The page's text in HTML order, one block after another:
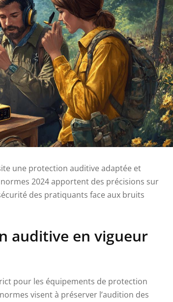
une protection auditive adaptée et
2024 apportent des précisions sur
des pratiquants face aux bruits
auditive en vigueur
pour les équipements de protection
visent à préserver l’audition des